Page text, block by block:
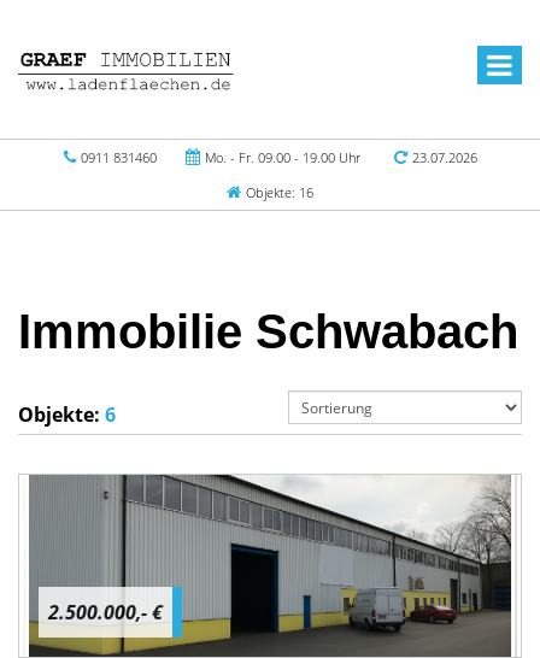
0911 831460 Mo. - Fr. 09.00 - 19.00 Uhr
23.07.2026
Objekte: 16
Immobilie Schwabach
Objekte: 6
2.500.000,- €